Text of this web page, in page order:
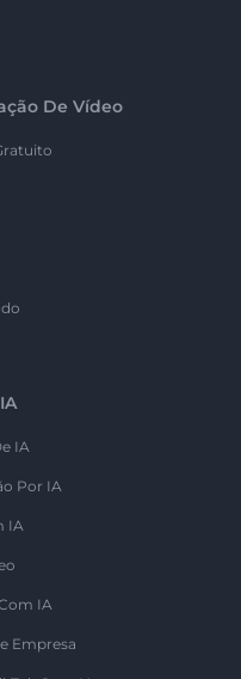
De Vídeo
IA
Por IA
IA
IA
Empresa